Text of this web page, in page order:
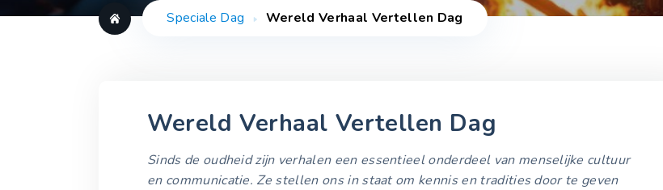
Speciale Dag Wereld Verhaal Vertellen Dag
Wereld Verhaal Vertellen Dag
Sinds de oudheid zijn verhalen een essentieel onderdeel van menselijke cultuur
en communicatie. Ze stellen ons in staat om kennis en tradities door te geven
2021-2025